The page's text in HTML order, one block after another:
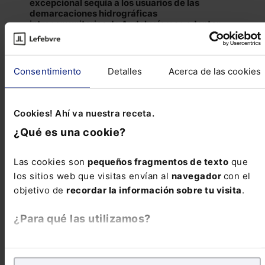
Consentimiento Detalles Acerca de las cookies
Cookies! Ahí va nuestra receta.
¿Qué es una cookie?
Las cookies son pequeños fragmentos de texto que
los sitios web que visitas envían al navegador con el
objetivo de recordar la información sobre tu visita.
¿Para qué las utilizamos?
analíticospara tratar demejorar tu experienciaen
excepcional sequía a los usuarios de las
demarcaciones hidrográficas
intracomunitarias de Andalucía y se adoptan
medidas urgentes, administrativas y fiscales,
de apoyo al sector agrario
Decreto Ley 1/2024, de 19 de febrero, de
medidas urgentes en materia de vivienda
Normativa autonómica - Castilla-La Mancha
regula el Municipio Turístico en Castilla-La
Mancha